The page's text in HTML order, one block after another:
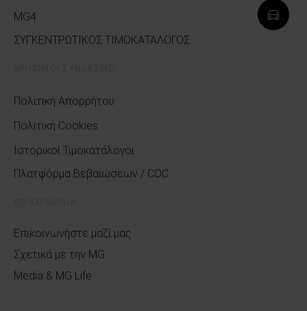
MG4
ΣΥΓΚΕΝΤΡΩΤΙΚΟΣ ΤΙΜΟΚΑΤΑΛΟΓΟΣ
Πολιτική Απορρήτου
Πολιτική Cookies
Ιστορικοί Τιμοκατάλογοι
Πλατφόρμα Βεβαιώσεων / COC
Επικοινωνήστε μαζί μας
Σχετικά με την MG
Media & MG Life